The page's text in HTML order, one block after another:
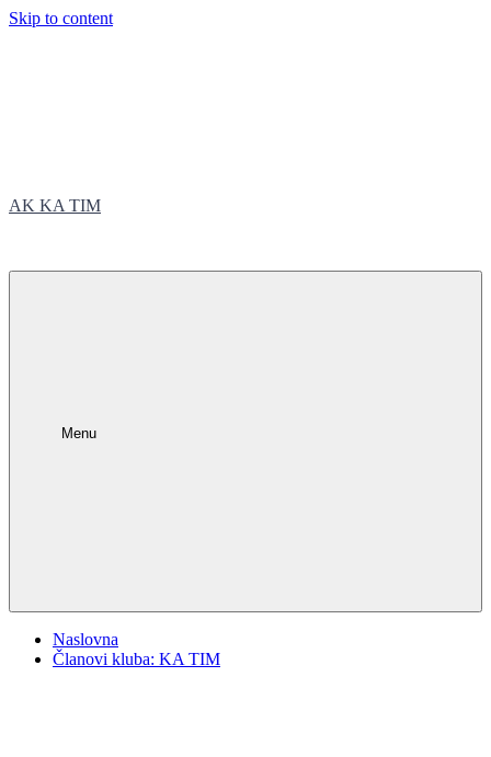
Skip to content
AK KA TIM
Menu
Naslovna
Članovi kluba: KA TIM